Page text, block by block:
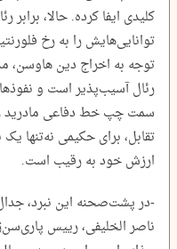
کلیدی ایفا کرده. حالا،
توانایی‌هایش را به رخ
توجه به اخراج دین هاوسن،
رئال آسیب‌پذیر است و
سمت چپ خط دفاعی مادرید
تقابل، برای حکیمی نه‌تنها
ارزش خود به رقیب است.
-در پشت‌صحنه این نبرد،
ناصر الخلیفی، رییس